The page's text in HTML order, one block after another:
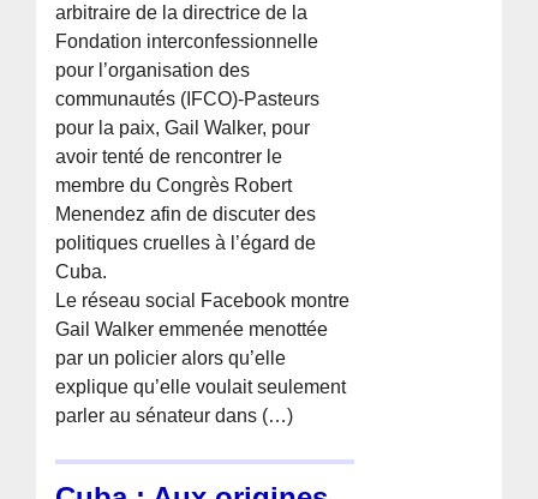
arbitraire de la directrice de la
Fondation interconfessionnelle
pour l’organisation des
communautés (IFCO)-Pasteurs
pour la paix, Gail Walker, pour
avoir tenté de rencontrer le
membre du Congrès Robert
Menendez afin de discuter des
politiques cruelles à l’égard de
Cuba.
Le réseau social Facebook montre
Gail Walker emmenée menottée
par un policier alors qu’elle
explique qu’elle voulait seulement
parler au sénateur dans (…)